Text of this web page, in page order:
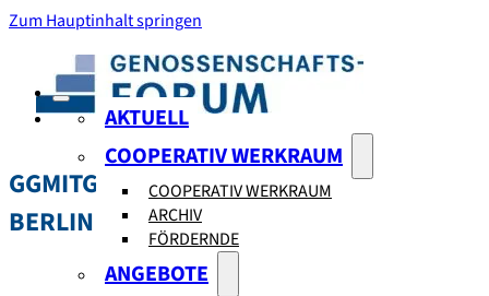
Zum Hauptinhalt springen
AKTUELL
COOPERATIV WERKRAUM
COOPERATIV WERKRAUM
ARCHIV
FÖRDERNDE
ANGEBOTE
GGMITGLIEDSUNTERNEHMEN:EVM
BERLIN EG